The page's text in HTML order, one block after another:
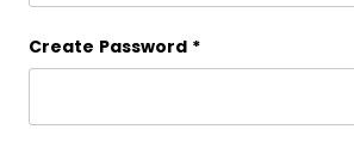
Create Password *